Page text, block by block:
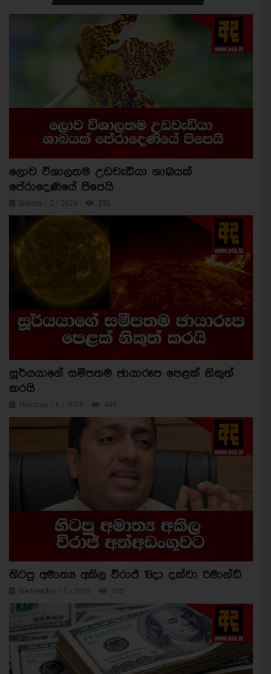
ලොව විශාලතම උඩවැඩියා ශාඛයක්
පේරාදෙණියේ පිපෙයි
Sunday / 2 / 2026 550
සූර්යයාගේ සමීපතම ඡායාරූප පෙළක් නිකුත්
කරයි
Thursday / 6 / 2026 485
හිටපු අමාත්‍ය අකිල විරාජ් 18දා දක්වා රිමාන්ඩ්
Wednesday / 5 / 2026 455